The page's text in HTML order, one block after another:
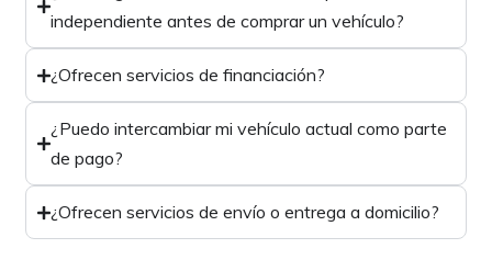
independiente antes de comprar un vehículo?
¿Ofrecen servicios de financiación?
¿Puedo intercambiar mi vehículo actual como parte
de pago?
¿Ofrecen servicios de envío o entrega a domicilio?